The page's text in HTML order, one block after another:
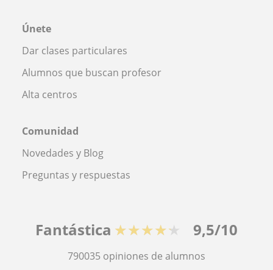
Únete
Dar clases particulares
Alumnos que buscan profesor
Alta centros
Comunidad
Novedades y Blog
Preguntas y respuestas
Fantástica ★★★★★ 9,5/10
790035 opiniones de alumnos